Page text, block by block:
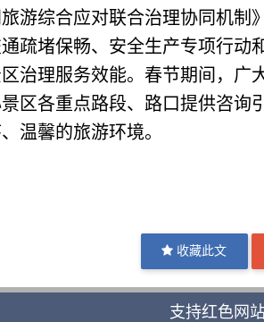
游综合应对联合治理协同机制
疏堵保畅、安全生产专项行动
治理服务效能。春节期间，广
区各重点路段、路口提供咨询
温馨的旅游环境。
收藏此文
支持红色网